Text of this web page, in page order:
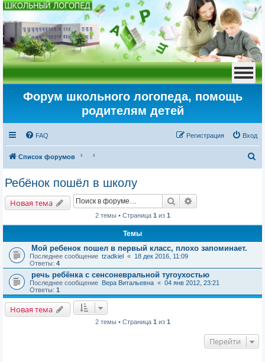
Форум школьного логопеда, помощь
родителям детей
FAQ Вход
Регистрация
Список форумов
о
Ребёнок пошёл в школу
Новая тема Поиск
2 темы • Страница 1 из 1
Темы
Мой ребенок пошел в первый класс, плохо запоминает.
Последнее сообщение tzadkiel « 18 дек 2016, 11:09
Ответы: 4
речь ребёнка с сенсоневральной тугоухостью
Последнее сообщение Вера Витальевна « 04 янв 2012, 23:21
Ответы: 1
Новая тема
2 темы • Страница 1 из 1
Перейти